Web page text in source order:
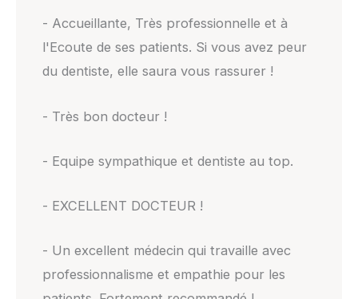
- Accueillante, Très professionnelle et à
l'Ecoute de ses patients. Si vous avez peur
du dentiste, elle saura vous rassurer !
- Très bon docteur !
- Equipe sympathique et dentiste au top.
- EXCELLENT DOCTEUR !
- Un excellent médecin qui travaille avec
professionnalisme et empathie pour les